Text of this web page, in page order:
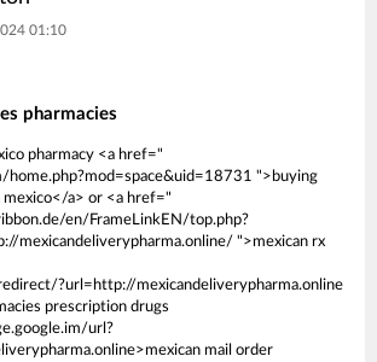
01:10
pharmacies
pharmacy <a href="
home.php?mod=space&uid=18731 ">buying
a> or <a href="
en/FrameLinkEN/top.php?
mexicandeliverypharma.online/ ">mexican rx
?url=http://mexicandeliverypharma.online
prescription drugs
url?
mail order